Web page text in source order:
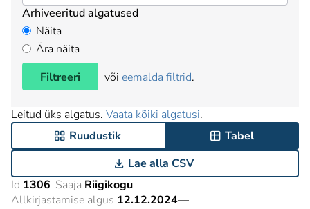
Arhiveeritud algatused
Näita
Ära näita
Filtreeri
või eemalda filtrid.
Leitud üks algatus. Vaata kõiki algatusi.
Ruudustik
Tabel
Lae alla CSV
Id 1306 Saaja Riigikogu
Allkirjastamise algus 12.12.2024—